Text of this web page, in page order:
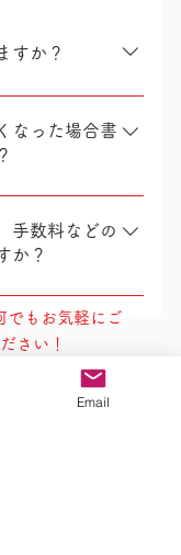
すか？
！お電話でご連
でも会社にでも
伺いして査定を
なった場合書
書と戸籍謄本な
相続の状況や地
すので、詳しく
手数料などの
か？
りません。査定
続きを含め費用
ん。
でもお気軽にご
さい！
Email